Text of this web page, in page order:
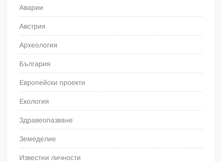
Аварии
Австрия
Археология
България
Европейски проекти
Екология
Здравеопазване
Земеделие
Известни личности